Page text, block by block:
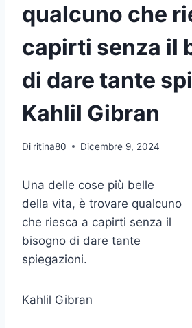
qualcuno che
capirti senza il
di dare tante
Kahlil Gibran
Di ritina80 Dicembre 9, 2024
Una delle cose più belle
della vita, è trovare qualcuno
che riesca a capirti senza il
bisogno di dare tante
spiegazioni.
Kahlil Gibran